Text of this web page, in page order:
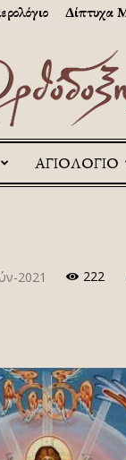
Δίπτυχα
ΑΓΙΟΛΟΓΙΟ
2021 222